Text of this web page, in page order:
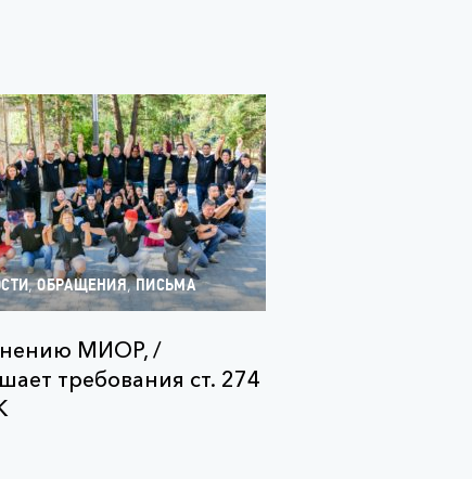
,ОБРАЩЕНИЯ,ПИСЬМА
МИОР, /
требования ст. 274